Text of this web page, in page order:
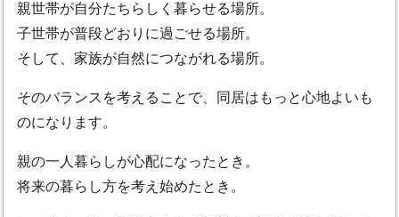
親世帯が自分たちらしく暮らせる場所。
子世帯が普段どおりに過ごせる場所。
そして、家族が自然につながれる場所。
そのバランスを考えることで、同居はもっと心地よいも
のになります。
親の一人暮らしが心配になったとき。
将来の暮らし方を考え始めたとき。